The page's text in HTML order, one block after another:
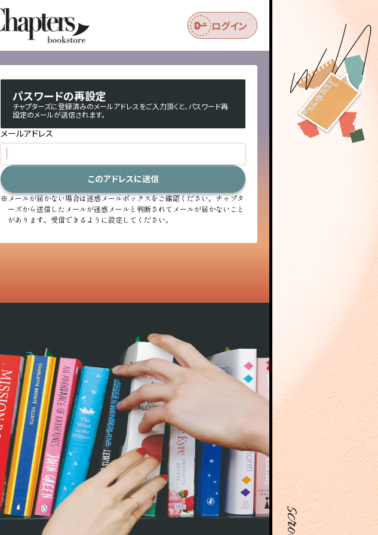
ログイン
パスワードの再設定
チャプターズに登録済みのメールアドレスをご入力頂くと、パスワード再
設定のメールが送信されます。
メールアドレス
このアドレスに送信
※メールが届かない場合は迷惑メールボックスをご確認ください。チャプタ
ーズから送信したメールが迷惑メールと判断されてメールが届かないこと
があります。受信できるように設定してください。